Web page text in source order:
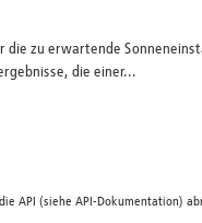
zu erwartende
die einer...
API (siehe API-Dokumentation)